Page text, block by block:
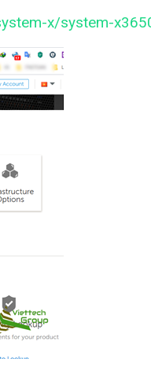
x/system-